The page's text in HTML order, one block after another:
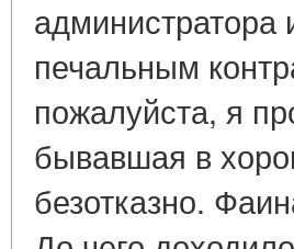
администратора
печальным
пожалуйста, я
бывавшая в
безотказно.